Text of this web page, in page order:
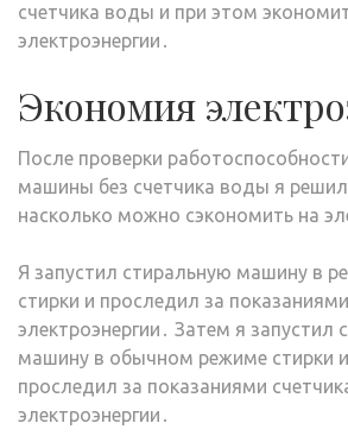
счетчика воды и при этом
электроэнергии․
Экономия
После проверки
машины без счетчика воды я решил
насколько можно сэкономить на
Я запустил стиральную машину в
стирки и проследил за
электроэнергии․ Затем я запустил
машину в обычном режиме стирки
проследил за показаниями
электроэнергии․